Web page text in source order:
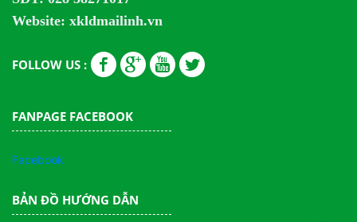
Website: xkldmailinh.vn
FOLLOW US :
FANPAGE FACEBOOK
Facebook
BẢN ĐỒ HƯỚNG DẪN